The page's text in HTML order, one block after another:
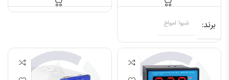
برند شیوا امواج